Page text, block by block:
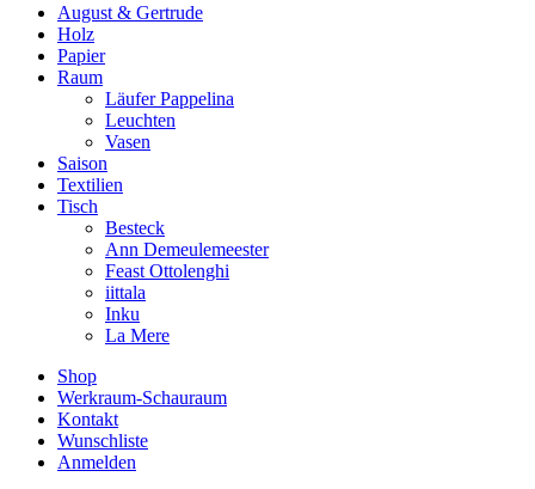
August & Gertrude
Holz
Papier
Raum
Läufer Pappelina
Leuchten
Vasen
Saison
Textilien
Tisch
Besteck
Ann Demeulemeester
Feast Ottolenghi
iittala
Inku
La Mere
Shop
Werkraum-Schauraum
Kontakt
Wunschliste
Anmelden